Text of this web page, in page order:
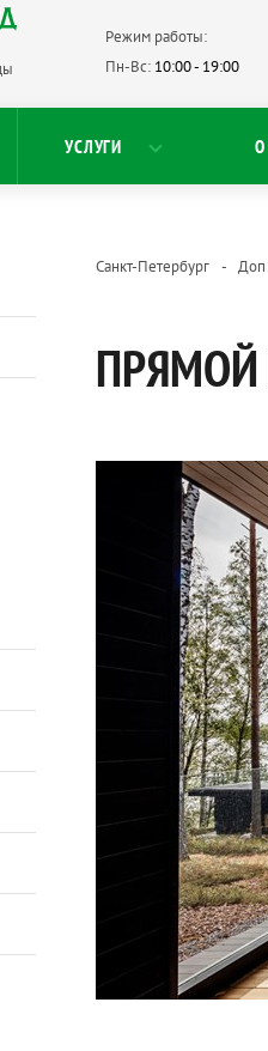
УСЛУГИ
Режим работы:
Пн-Вс: 10:00 - 19:00
Санкт-Петербург Доп
ПРЯМОЙ